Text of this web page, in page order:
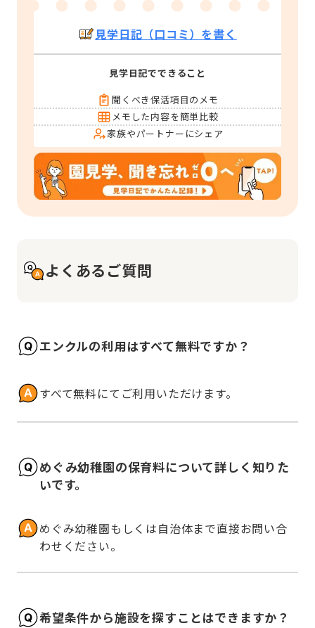
見学日記（口コミ）を書く
見学日記でできること
聞くべき保活項目のメモ
メモした内容を簡単比較
家族やパートナーにシェア
よくあるご質問
エンクルの利用はすべて無料ですか？
すべて無料にてご利用いただけます。
めぐみ幼稚園の保育料について詳しく知りた
いです。
めぐみ幼稚園もしくは自治体まで直接お問い合
わせください。
希望条件から施設を探すことはできますか？